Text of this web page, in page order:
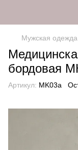
Мужская одежда
бордовая
Артикул: MK03a